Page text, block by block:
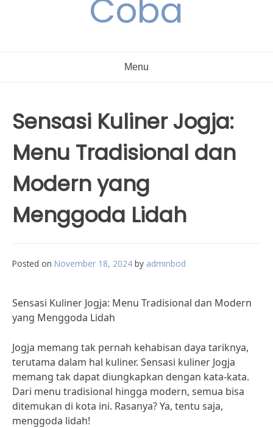
Coba
Menu
Sensasi Kuliner Jogja:
Menu Tradisional dan
Modern yang
Menggoda Lidah
Posted on November 18, 2024 by adminbod
Sensasi Kuliner Jogja: Menu Tradisional dan Modern
yang Menggoda Lidah
Jogja memang tak pernah kehabisan daya tariknya,
terutama dalam hal kuliner. Sensasi kuliner Jogja
memang tak dapat diungkapkan dengan kata-kata.
Dari menu tradisional hingga modern, semua bisa
ditemukan di kota ini. Rasanya? Ya, tentu saja,
menggoda lidah!